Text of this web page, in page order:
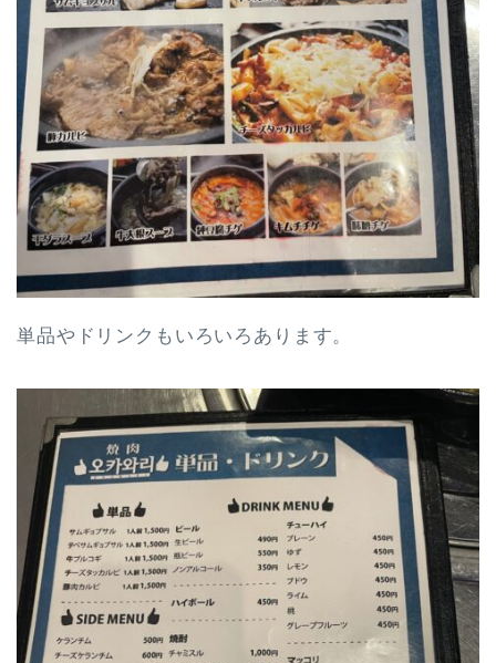
単品やドリンクもいろいろあります。